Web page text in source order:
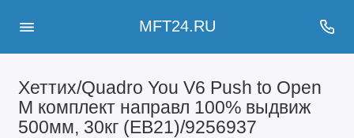
MFT24.RU
Хеттих/Quadro You V6 Push to Open
M комплект направл 100% выдвиж
500мм, 30кг (EB21)/9256937